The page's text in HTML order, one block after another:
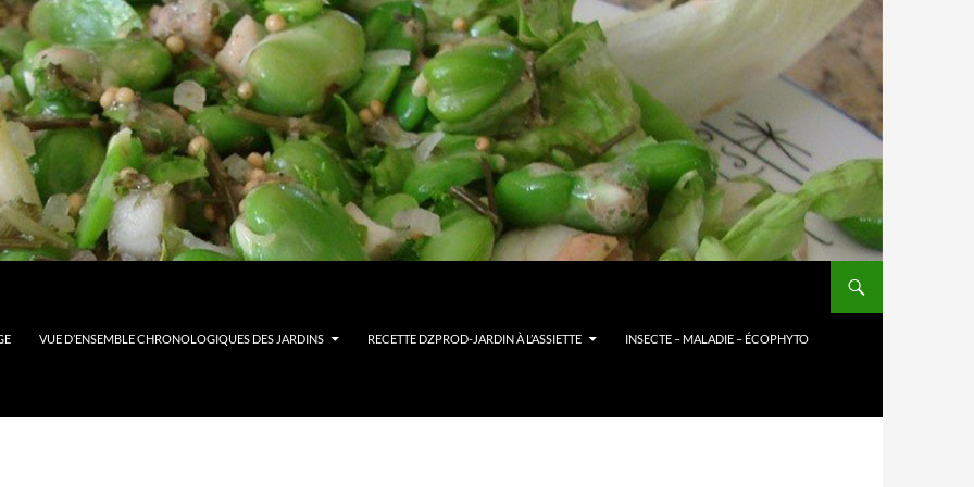
VUE D’ENSEMBLE CHRONOLOGIQUES DES JARDINS RECETTE DZPROD-JARDIN À L’ASSIETTE INSECTE – MALADIE – ÉCOPHYTO